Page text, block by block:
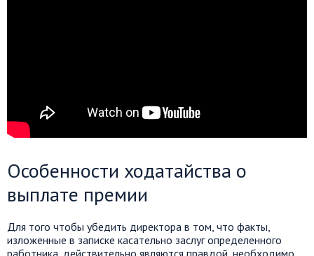
Особенности ходатайства о
выплате премии
Для того чтобы убедить директора в том, что факты,
изложенные в записке касательно заслуг определенного
работника, действительно являются правдой, необходимо